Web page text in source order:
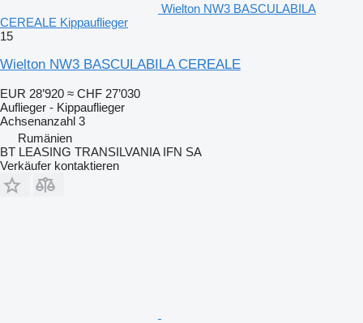
Wielton NW3 BASCULABILA
CEREALE Kippauflieger
15
Wielton NW3 BASCULABILA CEREALE
EUR 28’920 ≈ CHF 27’030
Auflieger - Kippauflieger
Achsenanzahl 3
Rumänien
BT LEASING TRANSILVANIA IFN SA
Verkäufer kontaktieren